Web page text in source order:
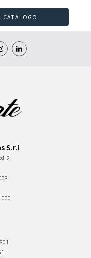
CATALOGO
S.r.l
2